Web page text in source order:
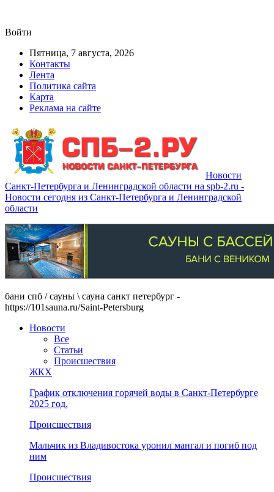
Войти
Пятница, 7 августа, 2026
Контакты
Лента
Политика сайта
Карта
Реклама на сайте
Новости
Санкт-Петербурга и Ленинградской области на spb-2.ru -
Новости сегодня из Санкт-Петербурга и Ленинградской
области
бани спб / сауны \ сауна санкт петербург -
https://101sauna.ru/Saint-Petersburg
Новости
Все
Статьи
Происшествия
ЖКХ
График отключения горячей воды в Санкт-Петербурге
2025 год.
Происшествия
Мальчик из Владивостока уронил мангал и погиб под
ним
Происшествия